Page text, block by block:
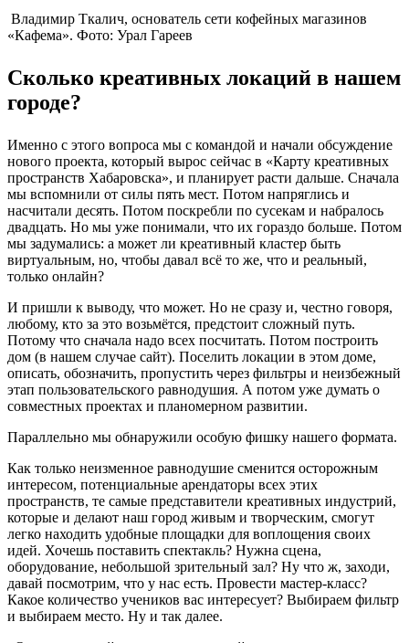
Владимир Ткалич, основатель сети кофейных магазинов
«Кафема». Фото: Урал Гареев
Сколько креативных локаций в нашем
городе?
Именно с этого вопроса мы с командой и начали обсуждение
нового проекта, который вырос сейчас в «Карту креативных
пространств Хабаровска», и планирует расти дальше. Сначала
мы вспомнили от силы пять мест. Потом напряглись и
насчитали десять. Потом поскребли по сусекам и набралось
двадцать. Но мы уже понимали, что их гораздо больше. Потом
мы задумались: а может ли креативный кластер быть
виртуальным, но, чтобы давал всё то же, что и реальный,
только онлайн?
И пришли к выводу, что может. Но не сразу и, честно говоря,
любому, кто за это возьмётся, предстоит сложный путь.
Потому что сначала надо всех посчитать. Потом построить
дом (в нашем случае сайт). Поселить локации в этом доме,
описать, обозначить, пропустить через фильтры и неизбежный
этап пользовательского равнодушия. А потом уже думать о
совместных проектах и планомерном развитии.
Параллельно мы обнаружили особую фишку нашего формата.
Как только неизменное равнодушие сменится осторожным
интересом, потенциальные арендаторы всех этих
пространств, те самые представители креативных индустрий,
которые и делают наш город живым и творческим, смогут
легко находить удобные площадки для воплощения своих
идей. Хочешь поставить спектакль? Нужна сцена,
оборудование, небольшой зрительный зал? Ну что ж, заходи,
давай посмотрим, что у нас есть. Провести мастер-класс?
Какое количество учеников вас интересует? Выбираем фильтр
и выбираем место. Ну и так далее.